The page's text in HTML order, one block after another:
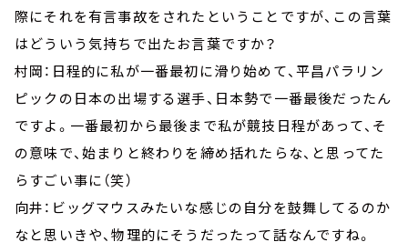
際にそれを有言事故をされたということですが、この言葉
はどういう気持ちで出たお言葉ですか？
村岡：日程的に私が一番最初に滑り始めて、平昌パラリン
ピックの日本の出場する選手、日本勢で一番最後だったん
ですよ。一番最初から最後まで私が競技日程があって、そ
の意味で、始まりと終わりを締め括れたらな、と思ってた
らすごい事に（笑）
向井：ビッグマウスみたいな感じの自分を鼓舞してるのか
なと思いきや、物理的にそうだったって話なんですね。